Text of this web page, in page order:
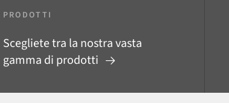
PRODOTTI
Scegliete tra la nostra vasta
gamma di prodotti